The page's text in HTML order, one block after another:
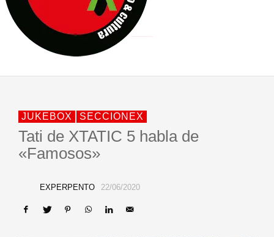
MARSHALL FLASH PRESENTA EN EXVITA [RELATIVA
JOFRE BARDAGÍ EN EXVITA INTERPRETANDO A SERRAT
JUKEBOX SECCIONEX
Tati de XTATIC 5 habla de
«Famosos»
EXPERPENTO 22/06/2020